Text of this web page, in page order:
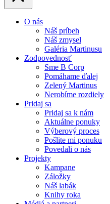
O nás
Náš príbeh
Náš zmysel
Galéria Martinusu
Zodpovednosť
Sme B Corp
Pomáhame ďalej
Zelený Martinus
Nerobíme rozdiely
Pridaj sa
Pridaj sa k nám
Aktuálne ponuky
Výberový proces
Pošlite mi ponuku
Povedali o nás
Projekty
Kampane
Záložky
Náš labák
Knihy roka